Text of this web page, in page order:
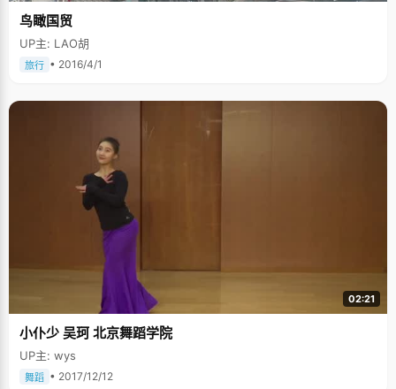
鸟瞰国贸
UP主: LAO胡
旅行 • 2016/4/1
02:21
小仆少 吴珂 北京舞蹈学院
UP主: wys
舞蹈 • 2017/12/12